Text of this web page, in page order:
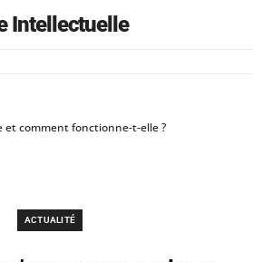
Intellectuelle
et comment fonctionne-t-elle ?
ACTUALITÉ